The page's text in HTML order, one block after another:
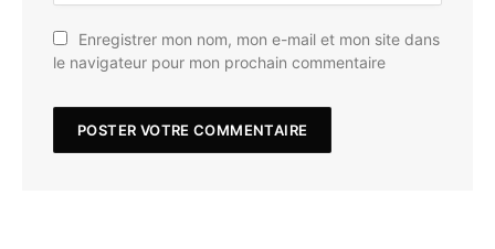
Enregistrer mon nom, mon e-mail et mon site dans
le navigateur pour mon prochain commentaire